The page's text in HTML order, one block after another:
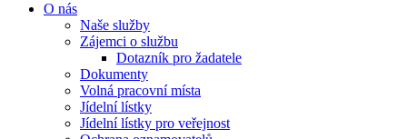
O nás
Naše služby
Zájemci o službu
Dotazník pro žadatele
Dokumenty
Volná pracovní místa
Jídelní lístky
Jídelní lístky pro veřejnost